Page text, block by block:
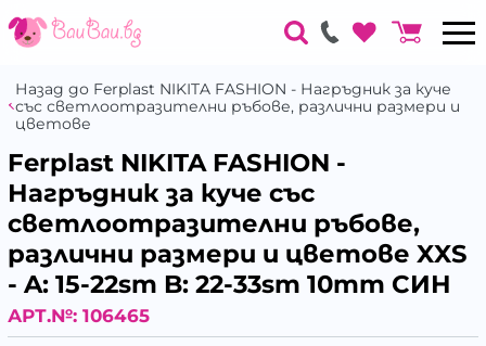
Назад до Ferplast NIKITA FASHION - Нагръдник за куче
със светлоотразителни ръбове, различни размери и
цветове
Ferplast NIKITA FASHION -
Нагръдник за куче със
светлоотразителни ръбове,
различни размери и цветове XXS
- A: 15-22sm B: 22-33sm 10mm СИН
АРТ.№: 106465